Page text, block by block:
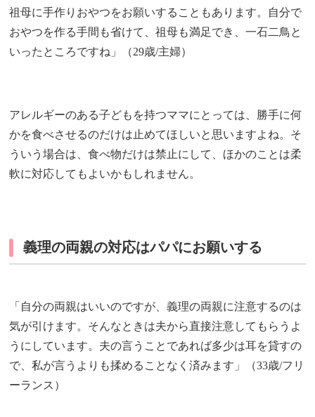
祖母に手作りおやつをお願いすることもあります。自分で
おやつを作る手間も省けて、祖母も満足でき、一石二鳥と
いったところですね」（29歳/主婦）
アレルギーのある子どもを持つママにとっては、勝手に何
かを食べさせるのだけは止めてほしいと思いますよね。そ
ういう場合は、食べ物だけは禁止にして、ほかのことは柔
軟に対応してもよいかもしれません。
義理の両親の対応はパパにお願いする
「自分の両親はいいのですが、義理の両親に注意するのは
気が引けます。そんなときは夫から直接注意してもらうよ
うにしています。夫の言うことであれば多少は耳を貸すの
で、私が言うよりも揉めることなく済みます」（33歳/フリ
ーランス）